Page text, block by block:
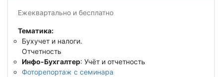
Ежеквартально и бесплатно
Тематика:
Бухучет и налоги.
Отчетность
Инфо-Бухгалтер: Учёт и отчетность
Фоторепортаж с семинара